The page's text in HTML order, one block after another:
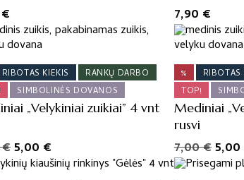
€ 7,90 €
RIBOTAS KIEKIS
RANKŲ DARBO
SIMBOLINĖS DOVANOS
„Velykiniai zuikiai” 4 vnt
€Original
price
5,00 €
price
% RIBOTAS
TOP!
Mediniai
rusvi
7,00€
price
5,00